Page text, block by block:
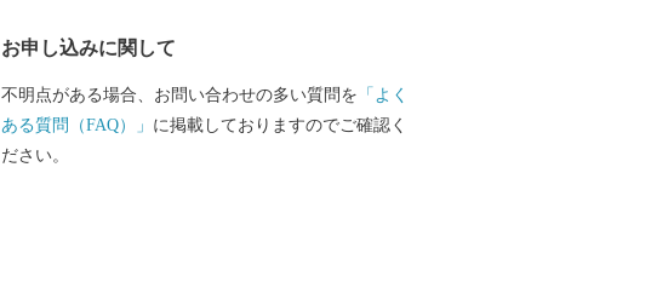
お申し込みに関して
不明点がある場合、お問い合わせの多い質問を 「よく
ある質問（FAQ）」 に掲載しておりますのでご確認く
ださい。